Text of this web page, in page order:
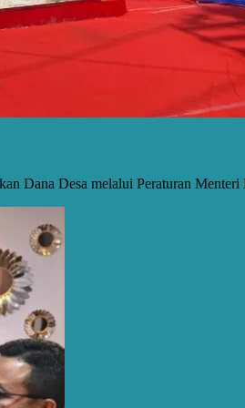
Dana Desa melalui Peraturan